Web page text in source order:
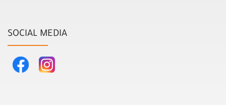
SOCIAL MEDIA